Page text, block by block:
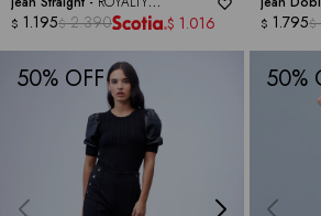
COLLECTION
$ 1.195$ 2.390 $ 1.016 $ 1.795$
50 50